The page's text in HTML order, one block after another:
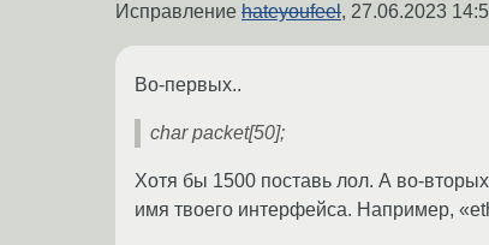
Исправление hateyoufeel, 27.06.2023
Во-первых..
char packet[50];
Хотя бы 1500 поставь лол. А во-
имя твоего интерфейса. Например,